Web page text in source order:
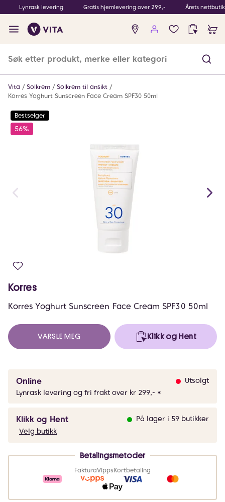
Lynrask levering Gratis hjemlevering over 299,- Årets
Ingen
produkter
Vita Solkrem
Solkrem til ansikt
Korres Yoghurt Sunscreen Face Cream SPF30 50ml
Bestselger
56%
Korres
Korres Yoghurt Sunscreen Face Cream SPF30 50ml
VARSLE MEG Klikk og Hent
Online
Utsolgt
Lynrask levering og fri frakt over kr 299,- *
Klikk og Hent
På lager i 59 butikker
Velg butikk
Betalingsmetoder
FakturaVippsKortbetaling